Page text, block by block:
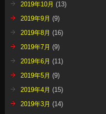
2019年10月 (13)
2019年9月 (9)
2019年8月 (16)
2019年7月 (9)
2019年6月 (11)
2019年5月 (9)
2019年4月 (15)
2019年3月 (14)